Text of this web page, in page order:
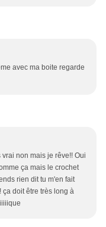
avec ma boite regarde
non mais je rêve!! Oui
ça mais le crochet
rien dit tu m'en fait
ça doit être très long à